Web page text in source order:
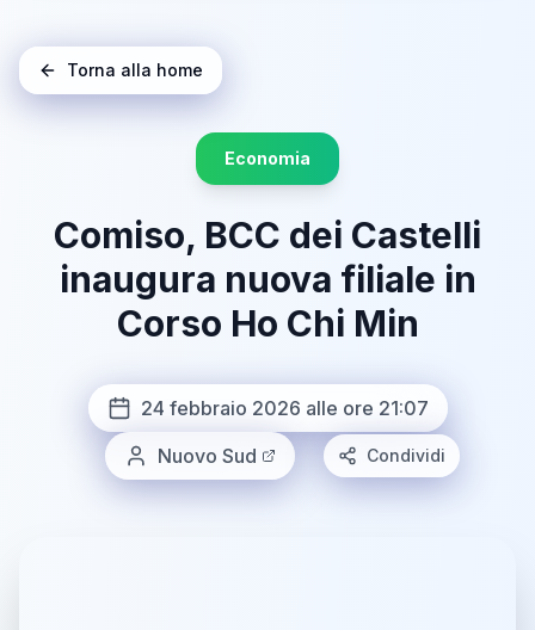
Torna alla home
Economia
Comiso, BCC dei Castelli
inaugura nuova filiale in
Corso Ho Chi Min
24 febbraio 2026 alle ore 21:07
Nuovo Sud
Condividi